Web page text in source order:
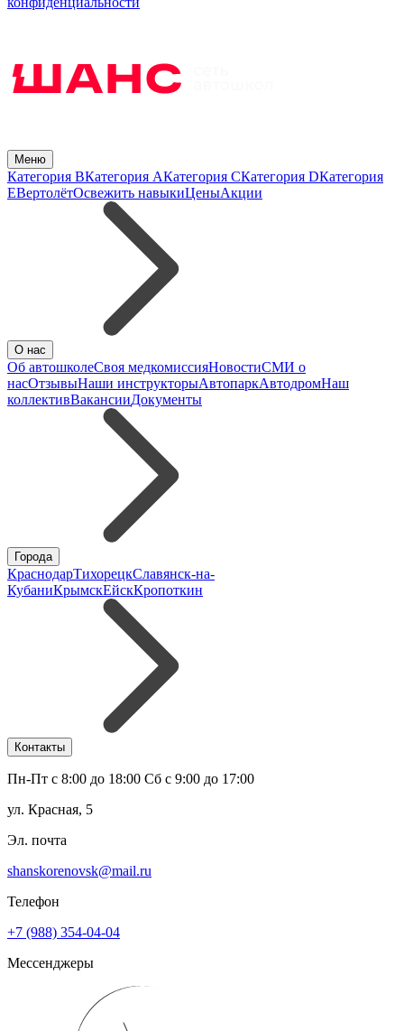
Меню
Категория BКатегория AКатегория CКатегория DКатегория
EВертолётОсвежить навыкиЦеныАкции
О нас
Об автошколеСвоя медкомиссияНовостиСМИ о
насОтзывыНаши инструкторыАвтопаркАвтодромНаш
коллективВакансииДокументы
Города
КраснодарТихорецкСлавянск-на-
КубаниКрымскЕйскКропоткин
Контакты
Пн-Пт с 8:00 до 18:00 Сб с 9:00 до 17:00
ул. Красная, 5
Эл. почта
shanskorenovsk@mail.ru
Телефон
+7 (988) 354-04-04
Мессенджеры